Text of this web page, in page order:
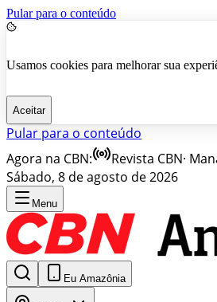
Pular para o conteúdo
Usamos cookies para melhorar sua
Aceitar
Pular para o conteúdo
Agora na CBN:
Revista CBN·
Sábado, 8 de agosto de 2026
Menu
Eu Amazônia